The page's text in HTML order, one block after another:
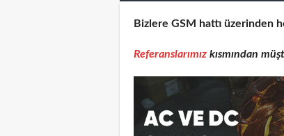
Bizlere GSM hattı üzerinden
Referanslarımız kısmından